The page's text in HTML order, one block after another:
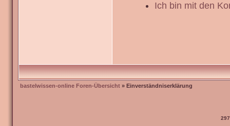
Ich bin mit den
bastelwissen-online Foren-Übersicht » Einverständniserklärung